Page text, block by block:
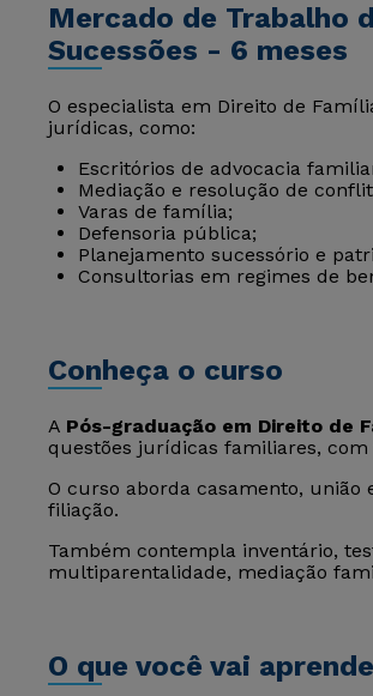
Mercado de Trabalho
Sucessões - 6 meses
O especialista em Direito de
jurídicas, como:
Escritórios de advocacia
Mediação e resolução de
Varas de família;
Defensoria pública;
Planejamento sucessório e
Consultorias em regimes de
Conheça o curso
A Pós-graduação em Direito de
questões jurídicas familiares,
O curso aborda casamento, união
filiação.
Também contempla inventário,
multiparentalidade, mediação
O que você vai